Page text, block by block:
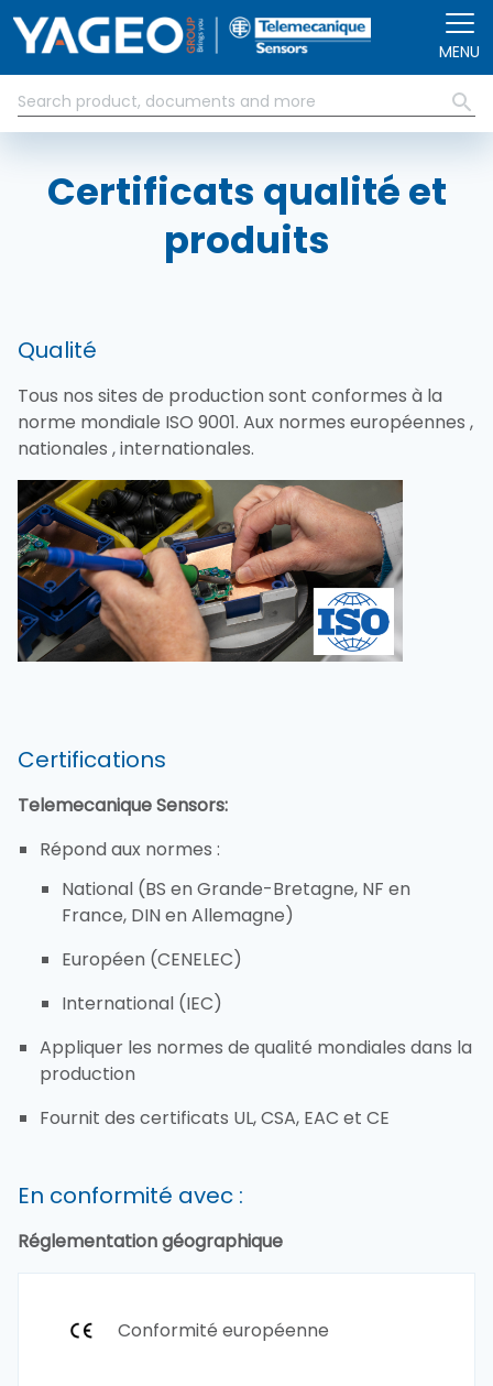
MENU
Certificats qualité et
produits
Qualité
Tous nos sites de production sont conformes à la
norme mondiale ISO 9001. Aux normes européennes ,
nationales , internationales​.
Certifications
Telemecanique Sensors:
Répond aux normes :
National (BS en Grande-Bretagne, NF en
France, DIN en Allemagne)
Européen (CENELEC)
International (IEC)
Appliquer les normes de qualité mondiales dans la
production
Fournit des certificats UL, CSA, EAC et CE
En conformité avec :
Réglementation géographique
Conformité européenne